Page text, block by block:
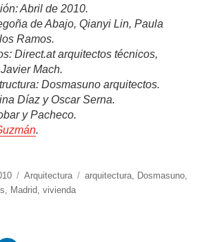
Abril de 2010.
de Abajo, Qianyi Lin, Paula
Ramos.
Direct.at arquitectos técnicos,
Mach.
Dosmasuno arquitectos.
Díaz y Oscar Serna.
y Pacheco.
.
author/produccion/
Categorías
Arquitectura Etiquetas
arquitectura Dosmasuno
Madrid ,vivienda